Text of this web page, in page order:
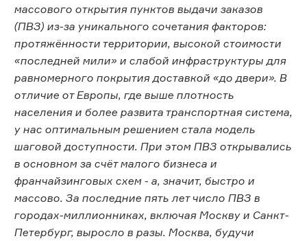
массового открытия пунктов выдачи заказов
(ПВЗ) из-за уникального сочетания факторов:
протяжённости территории, высокой стоимости
«последней мили» и слабой инфраструктуры для
равномерного покрытия доставкой «до двери». В
отличие от Европы, где выше плотность
населения и более развита транспортная система,
у нас оптимальным решением стала модель
шаговой доступности. При этом ПВЗ открывались
в основном за счёт малого бизнеса и
франчайзинговых схем - а, значит, быстро и
массово. За последние пять лет число ПВЗ в
городах-миллионниках, включая Москву и Санкт-
Петербург, выросло в разы. Москва, будучи